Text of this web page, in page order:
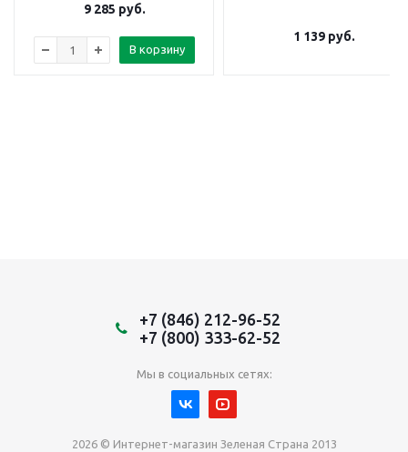
9 285 руб.
В корзину
1 139руб.
+7 (846) 212-96-52
+7 (800) 333-62-52
Мы в социальных сетях:
2026 © Интернет-магазин Зеленая Страна 2013